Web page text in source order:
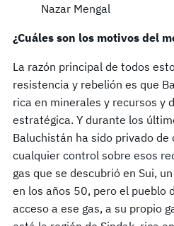
Nazar Mengal
¿Cuáles son los motivos del
La razón principal de todos
resistencia y rebelión es que
rica en minerales y recursos y
estratégica. Y durante los
Baluchistán ha sido privado de
cualquier control sobre esos
gas que se descubrió en Sui,
en los años 50, pero el pueblo
acceso a ese gas, a su propio